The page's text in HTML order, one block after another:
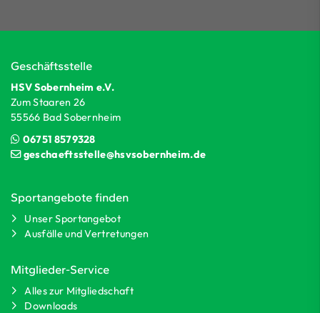
Geschäftsstelle
HSV Sobernheim e.V.
Zum Staaren 26
55566 Bad Sobernheim
06751 8579328
geschaeftsstelle@hsvsobernheim.de
Sportangebote finden
Unser Sportangebot
Ausfälle und Vertretungen
Mitglieder-Service
Alles zur Mitgliedschaft
Downloads